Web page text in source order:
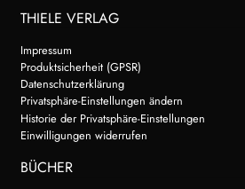
THIELE VERLAG
Impressum
Produktsicherheit (GPSR)
Datenschutzerklärung
Privatsphäre-Einstellungen ändern
Historie der Privatsphäre-Einstellungen
Einwilligungen widerrufen
BÜCHER